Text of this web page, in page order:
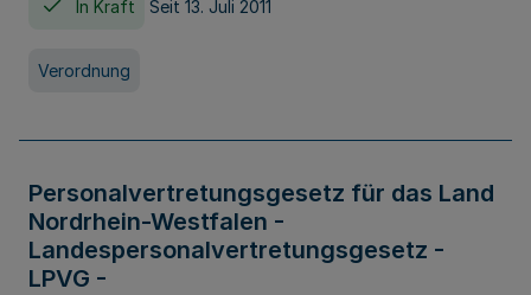
In Kraft Seit 13. Juli 2011
Verordnung
Personalvertretungsgesetz für das Land
Nordrhein-Westfalen -
Landespersonalvertretungsgesetz -
LPVG -